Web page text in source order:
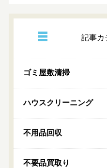
記事カ
ゴミ屋敷清掃
ハウスクリーニング
不用品回収
不要品買取り